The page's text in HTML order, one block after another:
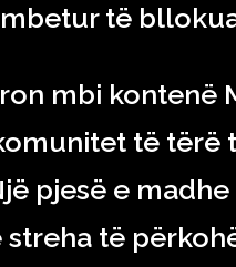
të
mbi kontenë
të tërë
pjesë e
të